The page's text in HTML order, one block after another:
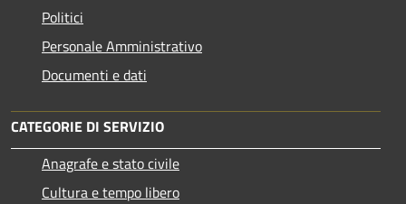
Politici
Personale Amministrativo
Documenti e dati
CATEGORIE DI SERVIZIO
Anagrafe e stato civile
Cultura e tempo libero